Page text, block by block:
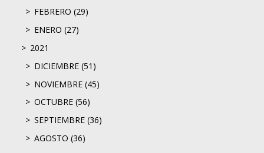
FEBRERO (29)
ENERO (27)
2021
DICIEMBRE (51)
NOVIEMBRE (45)
OCTUBRE (56)
SEPTIEMBRE (36)
AGOSTO (36)